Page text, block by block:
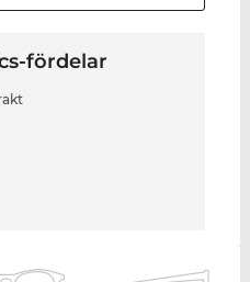
fördelar